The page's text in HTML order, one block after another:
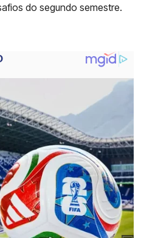
do segundo semestre.